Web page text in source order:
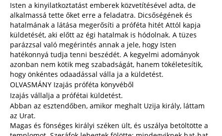
Isten a kinyilatkoztatást emberek közvetítésével adta, de
alkalmassá tette őket erre a feladatra. Dicsőségének és
hatalmának a látása megerősíti a próféta hitét Attól kapja
küldetését, aki előtt az égi hatalmak is hódolnak. A tüzes
parázzsal való megérintés annak a jele, hogy Isten
hatékonnyá tudja tenni beszédét. A kegyelmi adományok
azonban nem kötik meg szabadságát, hanem tökéletesítik,
hogy önkéntes odaadással válla ja a küldetést.
OLVASMÁNY Izajás próféta könyvéből
Izajás vállalja a prófétai küldetést.
Abban az esztendőben, amikor meghalt Uzija király, láttam
az Urat.
Magas és fönséges királyi széken ült, és uszálya betöltötte a